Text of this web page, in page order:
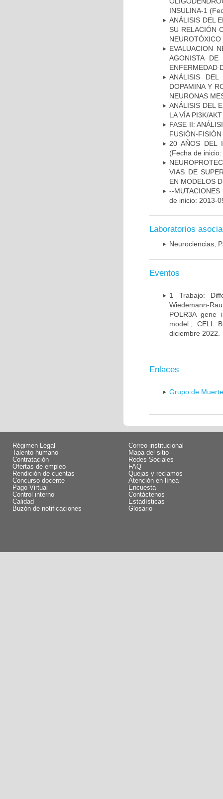
INSULINA-1
ANÁLISIS DEL
SU RELACIÓN
NEUROTÓXICO
EVALUACION
AGONISTA
ENFERMEDAD
ANÁLISIS
DOPAMINA Y
NEURONAS
ANÁLISIS DEL
LA VÍA PI3K/
FASE II:
FUSIÓN-
20 AÑOS DEL
(Fecha de
VIAS DE
EN MODELOS
--
de inicio: 2013-
Laboratorios
Neurociencias,
Eventos
1 Trabajo:
Wiedemann-
POLR3A gene
model.; CELL
diciembre 2022.
Enlaces
Grupo de
Régimen Legal
Talento humano
Contratación
Ofertas de empleo
Rendición de cuentas
Concurso docente
Pago Virtual
Control interno
Calidad
Buzón de notificaciones
Correo institucional
Mapa del sitio
Redes Sociales
FAQ
Quejas y reclamos
Atención en línea
Encuesta
Contáctenos
Estadísticas
Glosario